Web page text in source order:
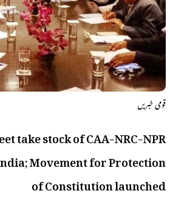
قومی خبریں
take stock of CAA-NRC-NPR
Movement for Protection
of Constitution launched